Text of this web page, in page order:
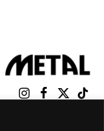
InstagramFacebook
X